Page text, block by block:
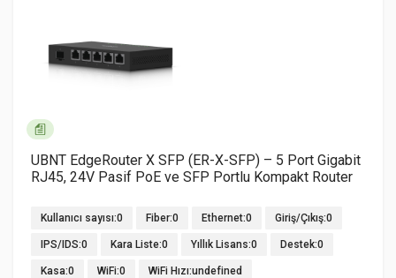
UBNT EdgeRouter X SFP (ER-X-SFP) – 5 Port Gigabit
RJ45, 24V Pasif PoE ve SFP Portlu Kompakt Router
Kullanıcı sayısı:0 Fiber:0 Ethernet:0 Giriş/Çıkış:0
IPS/IDS:0 Kara Liste:0 Yıllık Lisans:0 Destek:0
Kasa:0 WiFi:0 WiFi Hızı:undefined